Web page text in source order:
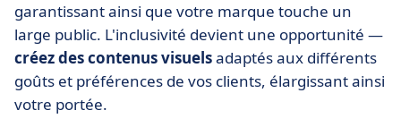
garantissant ainsi que votre marque touche un
large public. L'inclusivité devient une opportunité —
créez des contenus visuelsadaptés aux différents
goûts et préférences de vos clients, élargissant ainsi
votre portée.